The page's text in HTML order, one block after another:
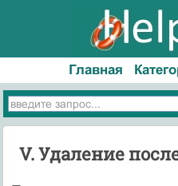
Главная
V. Удаление